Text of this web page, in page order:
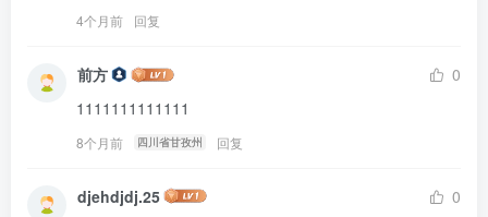
4个月前 回复
前方
0
1111111111111
8个月前 四川省甘孜州 回复
djehdjdj.25
0